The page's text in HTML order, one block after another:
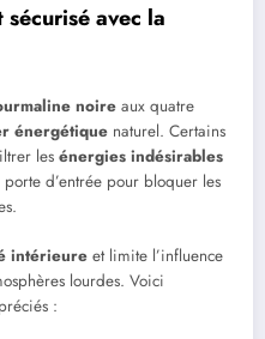
avec la
noire aux quatre
énergétique naturel. Certains
les énergies indésirables
d’entrée pour bloquer les
intérieure et limite l’influence
lourdes. Voici
: